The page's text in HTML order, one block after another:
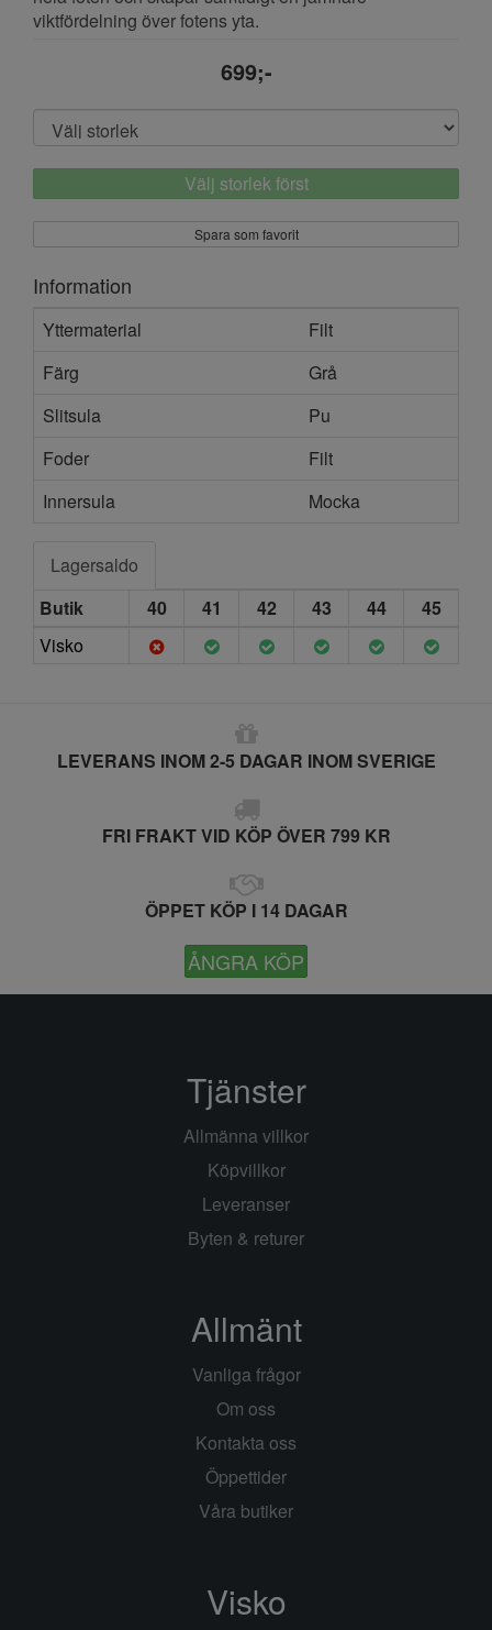
viktfördelning över fotens yta.
699;-
Välj storlek först
Spara som favorit
Information
Yttermaterial
Filt
Färg
Grå
Slitsula
Pu
Foder
Filt
Innersula
Mocka
Lagersaldo
Butik
40 41 42 43 44
45
Visko
LEVERANS INOM 2-5 DAGAR INOM SVERIGE
FRI FRAKT VID KÖP ÖVER 799 KR
ÖPPET KÖP I 14 DAGAR
ÅNGRA KÖP
Tjänster
Allmänna villkor
Köpvillkor
Leveranser
Byten & returer
Allmänt
Vanliga frågor
Om oss
Kontakta oss
Öppettider
Våra butiker
Visko